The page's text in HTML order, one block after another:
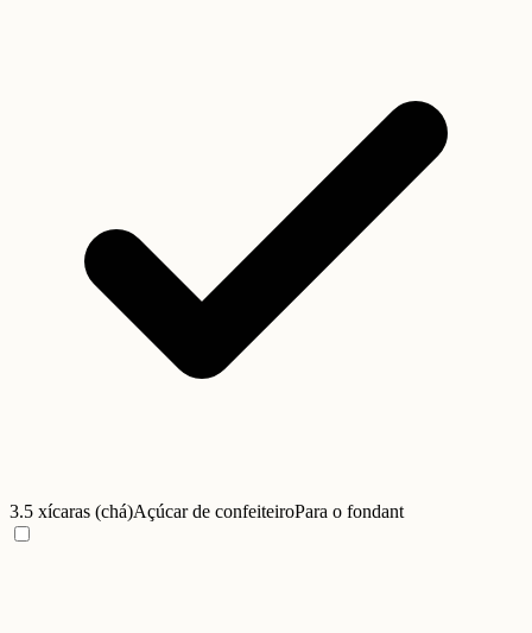
3.5 xícaras (chá)Açúcar de confeiteiroPara o fondant